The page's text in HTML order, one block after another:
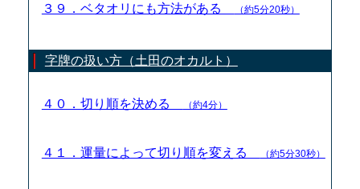
３９．ベタオリにも方法がある （約5分20秒）
字牌の扱い方（土田のオカルト）
４０．切り順を決める （約4分）
４１．運量によって切り順を変える （約5分30秒）